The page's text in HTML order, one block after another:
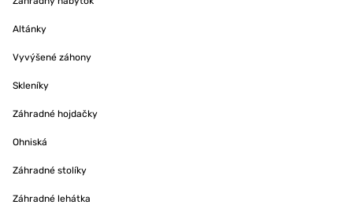
Altánky
Vyvýšené záhony
Skleníky
Záhradné hojdačky
Ohniská
Záhradné stolíky
Záhradné lehátka